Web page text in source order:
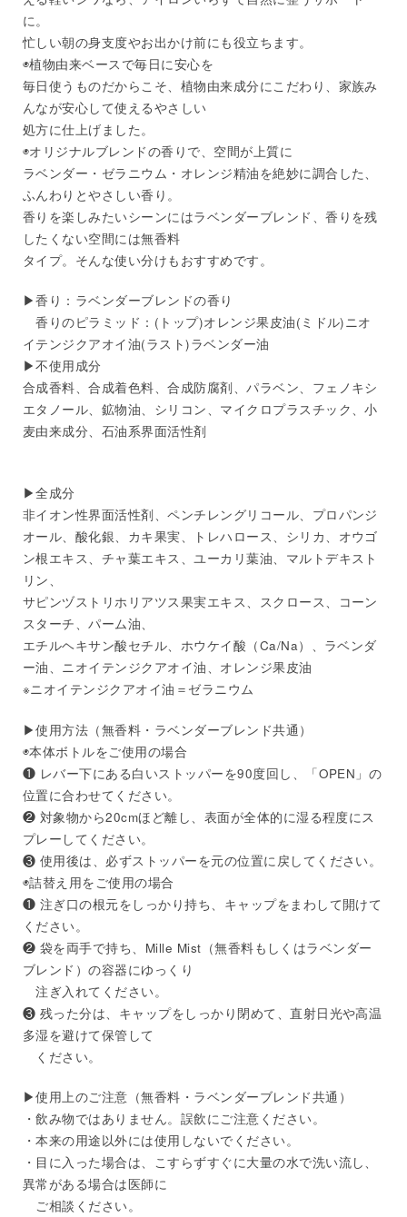
に。
忙しい朝の身支度やお出かけ前にも役立ちます。
◉植物由来ベースで毎日に安心を
毎日使うものだからこそ、植物由来成分にこだわり、家族み
んなが安心して使えるやさしい
処方に仕上げました。
◉オリジナルブレンドの香りで、空間が上質に
ラベンダー・ゼラニウム・オレンジ精油を絶妙に調合した、
ふんわりとやさしい香り。
香りを楽しみたいシーンにはラベンダーブレンド、香りを残
したくない空間には無香料
タイプ。そんな使い分けもおすすめです。
▶︎香り：ラベンダーブレンドの香り
香りのピラミッド：(トップ)オレンジ果皮油(ミドル)ニオ
イテンジクアオイ油(ラスト)ラベンダー油
▶︎不使用成分
合成香料、合成着色料、合成防腐剤、パラベン、フェノキシ
エタノール、鉱物油、シリコン、マイクロプラスチック、小
麦由来成分、石油系界面活性剤
▶︎全成分
非イオン性界面活性剤、ペンチレングリコール、プロパンジ
オール、酸化銀、カキ果実、トレハロース、シリカ、オウゴ
ン根エキス、チャ葉エキス、ユーカリ葉油、マルトデキスト
リン、
サピンヅストリホリアツス果実エキス、スクロース、コーン
スターチ、パーム油、
エチルヘキサン酸セチル、ホウケイ酸（Ca/Na）、ラベンダ
ー油、ニオイテンジクアオイ油、オレンジ果皮油
※ニオイテンジクアオイ油＝ゼラニウム
▶︎使用方法（無香料・ラベンダーブレンド共通）
◉本体ボトルをご使用の場合
❶ レバー下にある白いストッパーを90度回し、「OPEN」の
位置に合わせてください。
❷ 対象物から20cmほど離し、表面が全体的に湿る程度にス
プレーしてください。
❸ 使用後は、必ずストッパーを元の位置に戻してください。
◉詰替え用をご使用の場合
❶ 注ぎ口の根元をしっかり持ち、キャップをまわして開けて
ください。
❷ 袋を両手で持ち、Mille Mist（無香料もしくはラベンダー
ブレンド）の容器にゆっくり
注ぎ入れてください。
❸ 残った分は、キャップをしっかり閉めて、直射日光や高温
多湿を避けて保管して
ください。
▶︎使用上のご注意（無香料・ラベンダーブレンド共通）
・飲み物ではありません。誤飲にご注意ください。
・本来の用途以外には使用しないでください。
・目に入った場合は、こすらずすぐに大量の水で洗い流し、
異常がある場合は医師に
ご相談ください。